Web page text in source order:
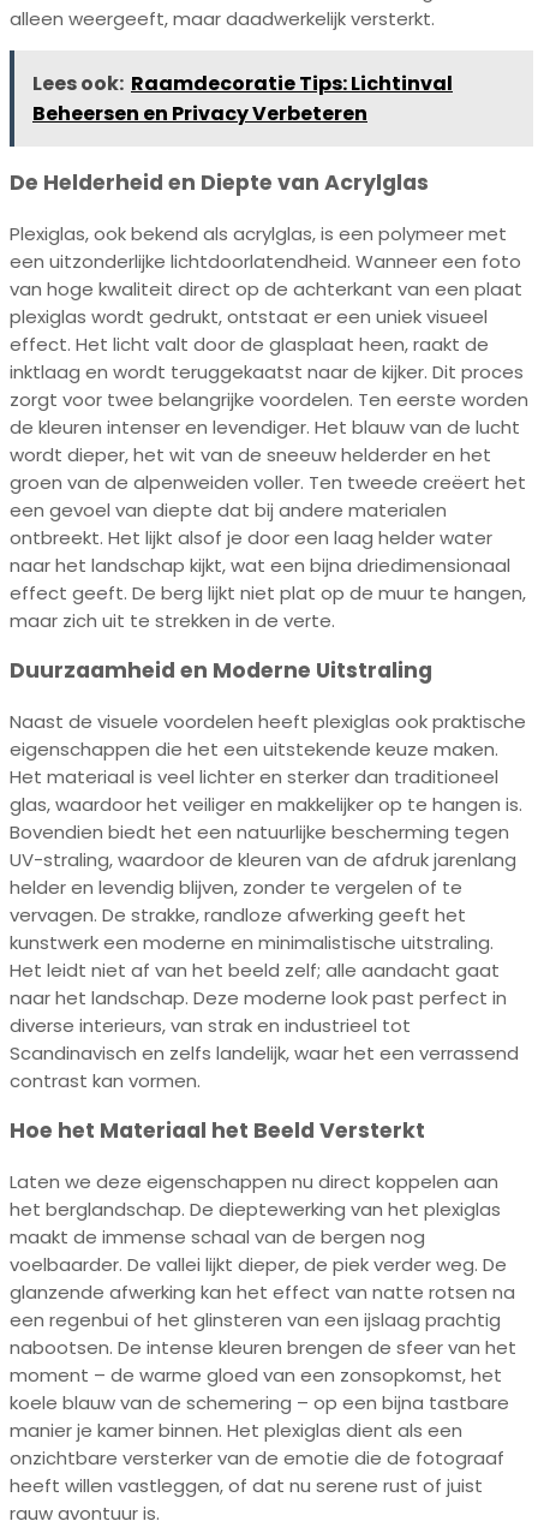
alleen weergeeft, maar daadwerkelijk versterkt.
Lees ook: Raamdecoratie Tips: Lichtinval
Beheersen en Privacy Verbeteren
De Helderheid en Diepte van Acrylglas
Plexiglas, ook bekend als acrylglas, is een polymeer met
een uitzonderlijke lichtdoorlatendheid. Wanneer een foto
van hoge kwaliteit direct op de achterkant van een plaat
plexiglas wordt gedrukt, ontstaat er een uniek visueel
effect. Het licht valt door de glasplaat heen, raakt de
inktlaag en wordt teruggekaatst naar de kijker. Dit proces
zorgt voor twee belangrijke voordelen. Ten eerste worden
de kleuren intenser en levendiger. Het blauw van de lucht
wordt dieper, het wit van de sneeuw helderder en het
groen van de alpenweiden voller. Ten tweede creëert het
een gevoel van diepte dat bij andere materialen
ontbreekt. Het lijkt alsof je door een laag helder water
naar het landschap kijkt, wat een bijna driedimensionaal
effect geeft. De berg lijkt niet plat op de muur te hangen,
maar zich uit te strekken in de verte.
Duurzaamheid en Moderne Uitstraling
Naast de visuele voordelen heeft plexiglas ook praktische
eigenschappen die het een uitstekende keuze maken.
Het materiaal is veel lichter en sterker dan traditioneel
glas, waardoor het veiliger en makkelijker op te hangen is.
Bovendien biedt het een natuurlijke bescherming tegen
UV-straling, waardoor de kleuren van de afdruk jarenlang
helder en levendig blijven, zonder te vergelen of te
vervagen. De strakke, randloze afwerking geeft het
kunstwerk een moderne en minimalistische uitstraling.
Het leidt niet af van het beeld zelf; alle aandacht gaat
naar het landschap. Deze moderne look past perfect in
diverse interieurs, van strak en industrieel tot
Scandinavisch en zelfs landelijk, waar het een verrassend
contrast kan vormen.
Hoe het Materiaal het Beeld Versterkt
Laten we deze eigenschappen nu direct koppelen aan
het berglandschap. De dieptewerking van het plexiglas
maakt de immense schaal van de bergen nog
voelbaarder. De vallei lijkt dieper, de piek verder weg. De
glanzende afwerking kan het effect van natte rotsen na
een regenbui of het glinsteren van een ijslaag prachtig
nabootsen. De intense kleuren brengen de sfeer van het
moment – de warme gloed van een zonsopkomst, het
koele blauw van de schemering – op een bijna tastbare
manier je kamer binnen. Het plexiglas dient als een
onzichtbare versterker van de emotie die de fotograaf
heeft willen vastleggen, of dat nu serene rust of juist
rauw avontuur is.